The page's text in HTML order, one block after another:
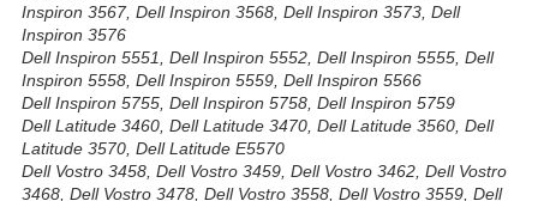
Inspiron 3567, Dell Inspiron 3568, Dell Inspiron 3573, Dell
Inspiron 3576
Dell Inspiron 5551, Dell Inspiron 5552, Dell Inspiron 5555, Dell
Inspiron 5558, Dell Inspiron 5559, Dell Inspiron 5566
Dell Inspiron 5755, Dell Inspiron 5758, Dell Inspiron 5759
Dell Latitude 3460, Dell Latitude 3470, Dell Latitude 3560, Dell
Latitude 3570, Dell Latitude E5570
Dell Vostro 3458, Dell Vostro 3459, Dell Vostro 3462, Dell Vostro
3468, Dell Vostro 3478, Dell Vostro 3558, Dell Vostro 3559, Dell